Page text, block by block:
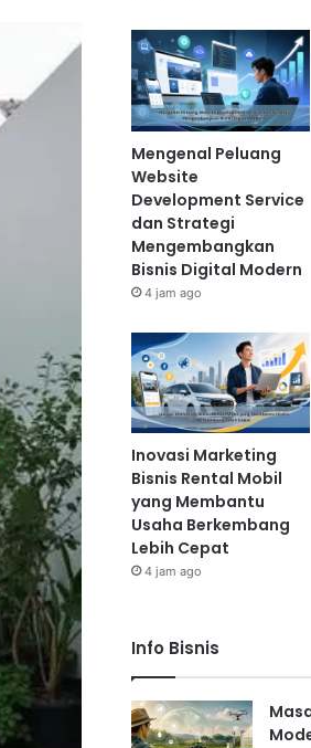
Mengenal Peluang
Website
Development Service
dan Strategi
Mengembangkan
Bisnis Digital Modern
4 jam ago
Inovasi Marketing
Bisnis Rental Mobil
yang Membantu
Usaha Berkembang
Lebih Cepat
4 jam ago
Info Bisnis